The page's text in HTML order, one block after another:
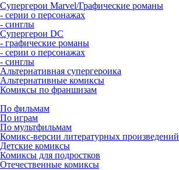
Супергерои Marvel/Графические романы
- серии о персонажах
- синглы
Супергерои DC
- графические романы
- серии о персонажах
- синглы
Альтернативная супергероика
Альтернативные комиксы
Комиксы по франшизам
По фильмам
По играм
По мультфильмам
Комикс-версии литературных произведений
Детские комиксы
Комиксы для подростков
Отечественные комиксы